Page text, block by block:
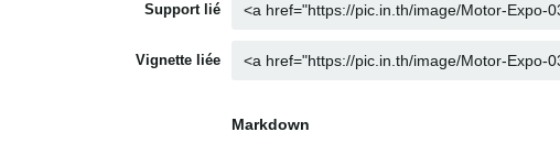
Support lié
Vignette liée
Markdown